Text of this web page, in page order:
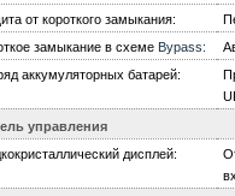
от короткого замыкания:
замыкание в схеме Bypass:
аккумуляторных батарей:
управления
дисплей: